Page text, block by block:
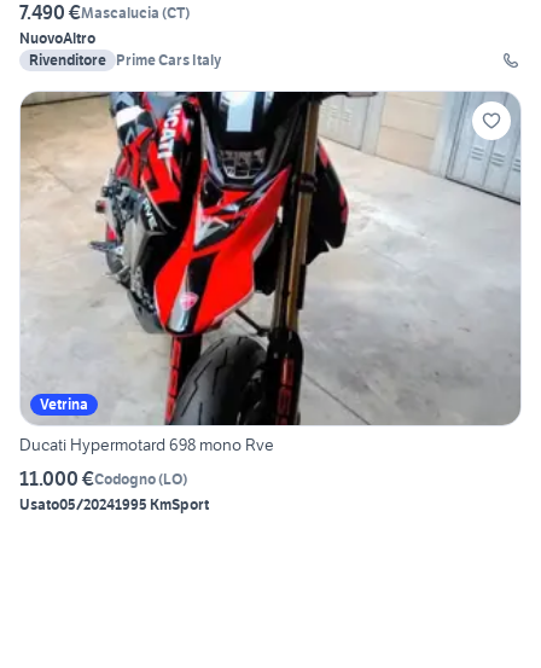
7.490 €Mascalucia (CT)
NuovoAltro
Rivenditore Prime Cars Italy
Vetrina
Ducati Hypermotard 698 mono Rve
11.000 €Codogno(LO)
Usato05/20241995 KmSport